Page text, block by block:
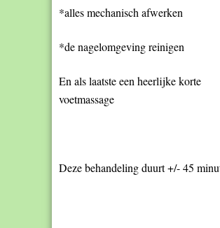
*alles mechanisch afwerken
*de nagelomgeving reinigen
En als laatste een heerlijke korte
voetmassage
Deze behandeling duurt +/- 45